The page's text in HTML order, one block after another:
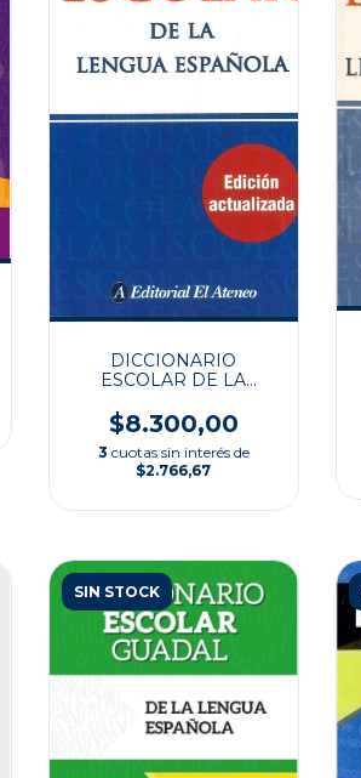
DICCIONARIO
ESCOLAR DE LA
$8.300,00
3 cuotas sin interés de
$2.766,67
SIN STOCK